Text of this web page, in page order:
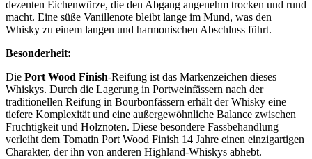
dezenten Eichenwürze, die den Abgang angenehm trocken und rund
macht. Eine süße Vanillenote bleibt lange im Mund, was den
Whisky zu einem langen und harmonischen Abschluss führt.
Besonderheit:
Die Port Wood Finish-Reifung ist das Markenzeichen dieses
Whiskys. Durch die Lagerung in Portweinfässern nach der
traditionellen Reifung in Bourbonfässern erhält der Whisky eine
tiefere Komplexität und eine außergewöhnliche Balance zwischen
Fruchtigkeit und Holznoten. Diese besondere Fassbehandlung
verleiht dem Tomatin Port Wood Finish 14 Jahre einen einzigartigen
Charakter, der ihn von anderen Highland-Whiskys abhebt.